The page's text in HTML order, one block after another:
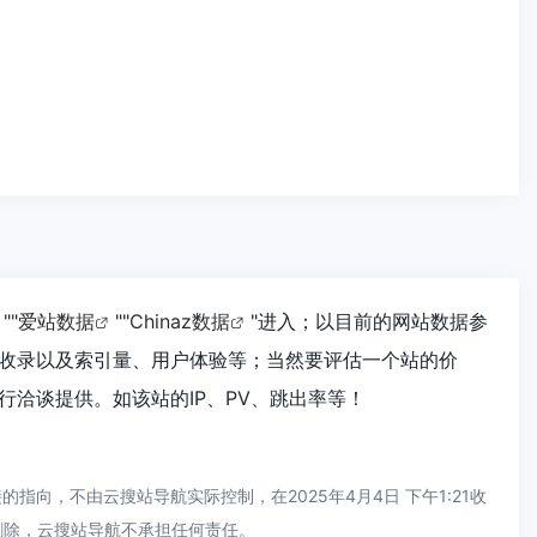
""爱站数据 ""Chinaz数据
"进入；以目前的网站数据参
录以及索引量、用户体验等；当然要评估一个站的价
谈提供。如该站的IP、PV、跳出率等！
指向，不由云搜站导航实际控制，在2025年4月4日 下午1:21收
，云搜站导航不承担任何责任。